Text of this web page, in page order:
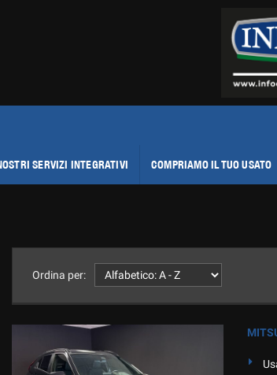
SERVIZI INTEGRATIVI COMPRIAMO IL TUO USATO
Ordina per: